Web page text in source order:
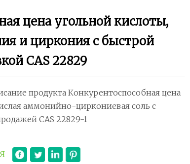
цена угольной кислоты,
и циркония с быстрой
CAS 22829
продукта Конкурентоспособная цена
аммонийно-циркониевая соль с
CAS 22829-1